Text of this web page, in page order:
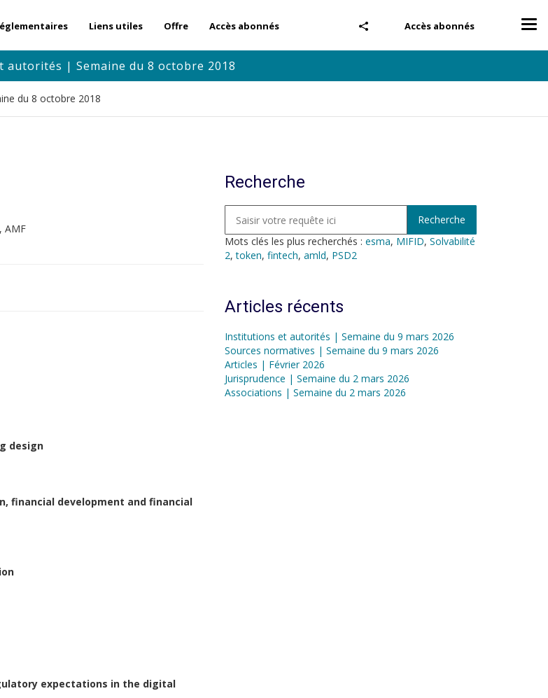
Accès abonnés
Liens utiles Offre Accès abonnés
| Semaine du 8 octobre 2018
du 8 octobre 2018
AMF
design
financial development and financial
expectations in the digital
Recherche
Mots clés les plus recherchés : esma, MIFID, Solvabilité
2,token, fintech, amld, PSD2
Articles récents
Institutions et autorités | Semaine du 9 mars 2026
Sources normatives | Semaine du 9 mars 2026
Articles | Février 2026
Jurisprudence | Semaine du 2 mars 2026
Associations | Semaine du 2 mars 2026